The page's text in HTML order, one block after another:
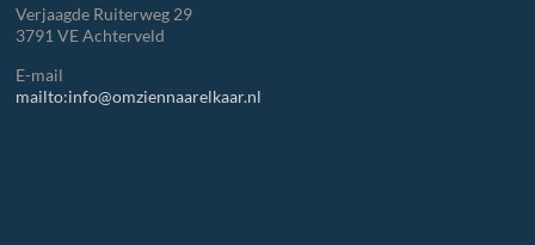
Verjaagde Ruiterweg 29
3791 VE Achterveld
E-mail
mailto:info@omziennaarelkaar.nl